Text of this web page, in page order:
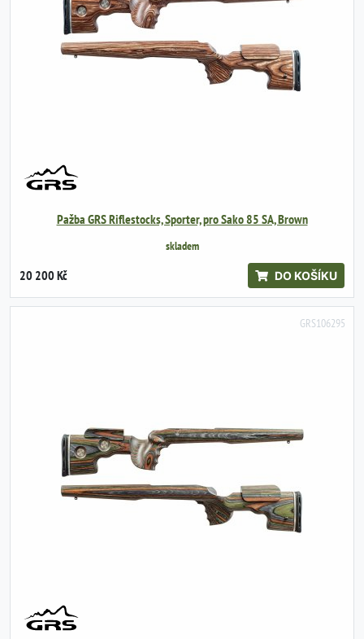
Pažba GRS Riflestocks, Sporter, pro Sako 85 SA, Brown
skladem
20 200 Kč DO KOŠÍKU
GRS106295